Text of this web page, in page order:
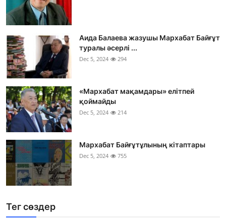
Аида Балаева жазушы Мархабат Байғұт
туралы әсерлі ...
Dec 5, 2024 294
«Мархабат мақамдары» елітпей
қоймайды
Dec 5, 2024 214
Мархабат Байғұтұлының кітаптары
Dec 5, 2024 755
Тег сөздер